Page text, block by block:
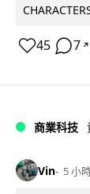
45 7 ↗
商業科技
Vin 5 小